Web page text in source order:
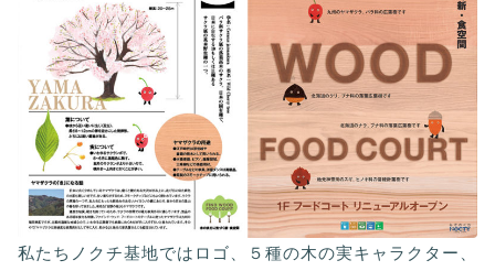
私たちノクチ基地ではロゴ、５種の木の実キャラクター、